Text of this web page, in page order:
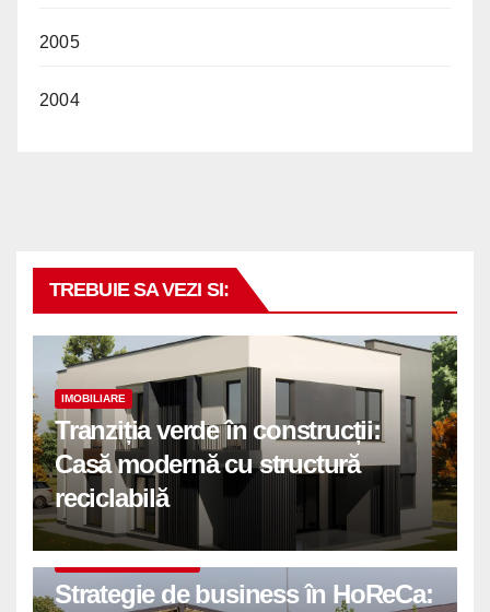
2005
2004
TREBUIE SA VEZI SI:
IMOBILIARE
Tranziția verde în construcții:
Casă modernă cu structură
reciclabilă
Strategie de business în HoReCa: